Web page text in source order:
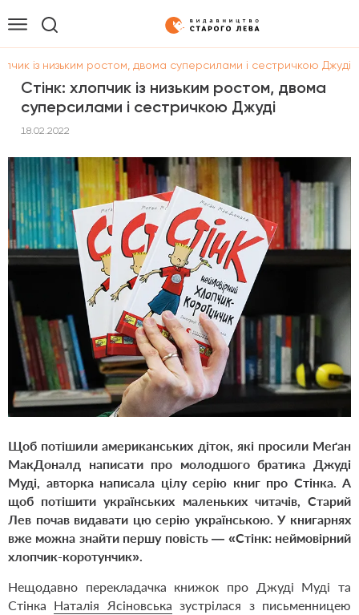
із низьким ростом, двома суперсилами і сестричкою Джуді
Стінк: хлопчик із низьким ростом, двома
суперсилами і сестричкою Джуді
18.02.2022
Щоб потішили американських діток, які просили Меґан
МакДоналд написати про молодшого братика Джуді
Муді, авторка написала цілу серію книг про Стінка. А
щоб потішити українських маленьких читачів, Старий
Лев почав видавати цю серію українською. У книгарнях
вже можна знайти першу повість — «Стінк: неймовірний
хлопчик-коротунчик».
Нещодавно перекладачка книжок про Джуді Муді та
Стінка Наталія Ясіновська зустрілася з письменницею